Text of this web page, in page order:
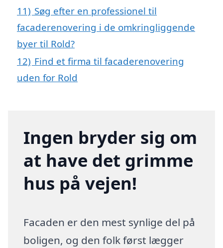
11) Søg efter en professionel til
facaderenovering i de omkringliggende
byer til Rold?
12) Find et firma til facaderenovering
uden for Rold
Ingen bryder sig om
at have det grimme
hus på vejen!
Facaden er den mest synlige del på
boligen, og den folk først lægger